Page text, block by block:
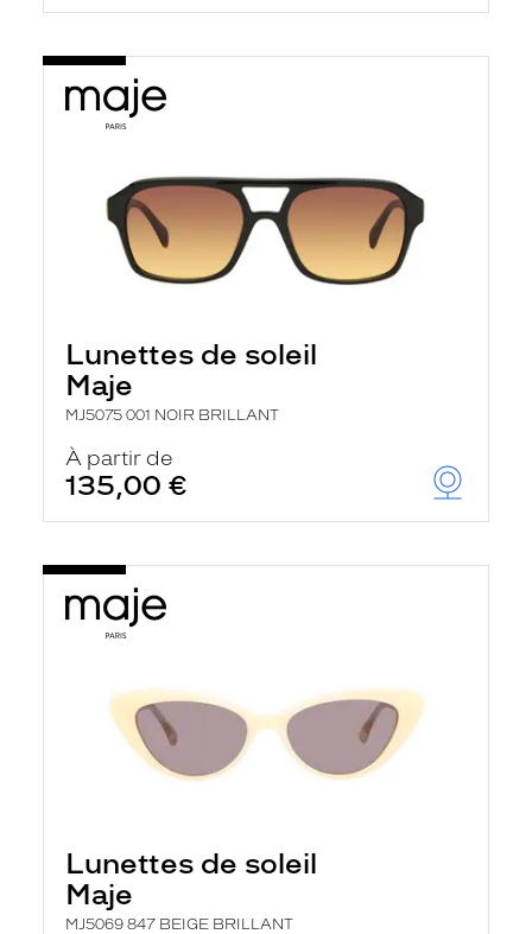
Lunettes de soleil
Maje
MJ5075 001 NOIR BRILLANT
À partir de
135,00 €
Lunettes de soleil
Maje
MJ5069 847 BEIGE BRILLANT